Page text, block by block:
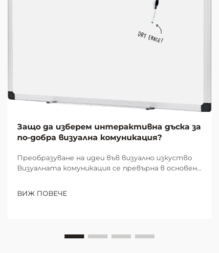
Защо да изберем интерактивна дъска за
по-добра визуална комуникация?
Преобразуване на идеи във визуално изкуство
Визуалната комуникация се превърна в основен
образователни среди. В центъра на тази
ВИЖ ПОВЕЧЕ